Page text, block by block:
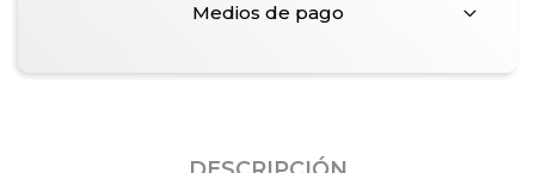
Medios de pago